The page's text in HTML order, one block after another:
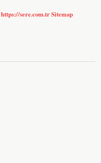
https://sere.com.trSitemap